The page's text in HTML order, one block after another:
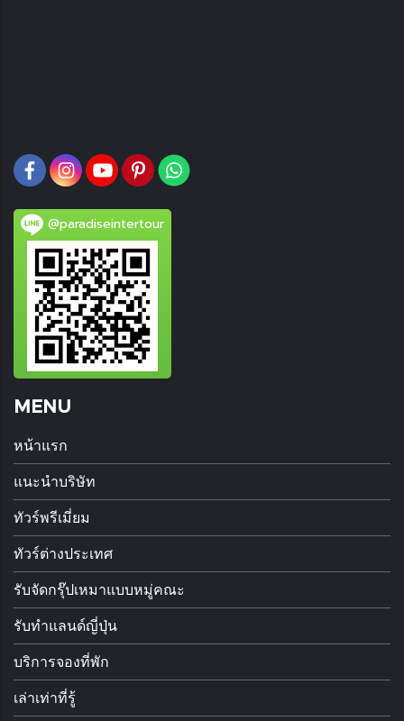
@paradiseintertour
MENU
หน้าแรก
แนะนำบริษัท
ทัวร์พรีเมี่ยม
ทัวร์ต่างประเทศ
รับจัดกรุ๊ปเหมาแบบหมู่คณะ
รับทำแลนด์ญี่ปุ่น
บริการจองที่พัก
เล่าเท่าที่รู้